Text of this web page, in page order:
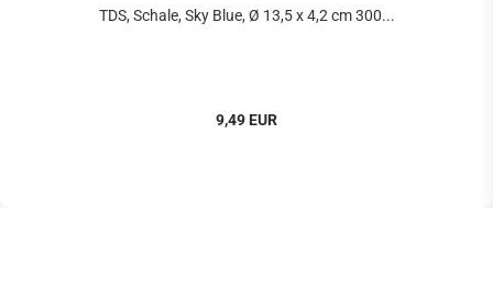
TDS, Schale, Sky Blue, Ø 13,5 x 4,2 cm 300...
9,49 EUR